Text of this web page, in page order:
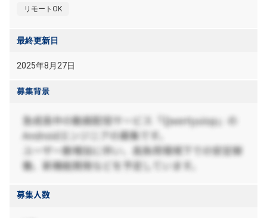
リモートOK
最終更新日
2025年8月27日